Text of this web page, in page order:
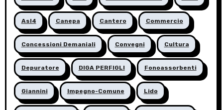
Asl4 Canepa Cantero Commercio
Concessioni Demaniali Convegni Cultura
Depuratore DIGA PERFIGLI Fonoassorbenti
Giannini Impegno-Comune Lido